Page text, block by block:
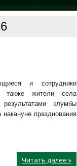
и сотрудники
также жители села
клумбы
празднования
Читать далее »